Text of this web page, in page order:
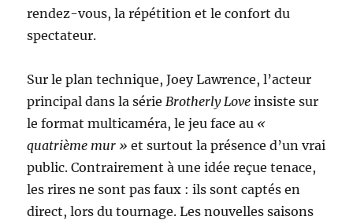
rendez-vous, la répétition et le confort du
spectateur.
Sur le plan technique, Joey Lawrence, l’acteur
principal dans la série Brotherly Love insiste sur
le format multicaméra, le jeu face au «
quatrième mur » et surtout la présence d’un vrai
public. Contrairement à une idée reçue tenace,
les rires ne sont pas faux : ils sont captés en
direct, lors du tournage. Les nouvelles saisons